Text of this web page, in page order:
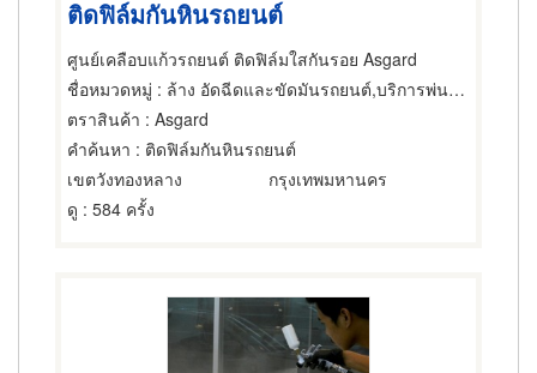
ติดฟิล์มกันหินรถยนต์
ศูนย์เคลือบแก้วรถยนต์ ติดฟิล์มใสกันรอย Asgard
ชื่อหมวดหมู่ : ล้าง อัดฉีดและขัดมันรถยนต์,บริการพ่นน้ำยากันสนิมรถยนต์,อุปกรณ์และเครื่องใช้ล้างอัดฉีดและขัดมันรถยนต์
ตราสินค้า : Asgard
คำค้นหา : ติดฟิล์มกันหินรถยนต์
เขตวังทองหลาง
กรุงเทพมหานคร
ดู : 584 ครั้ง